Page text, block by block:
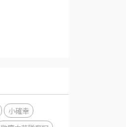
小確幸